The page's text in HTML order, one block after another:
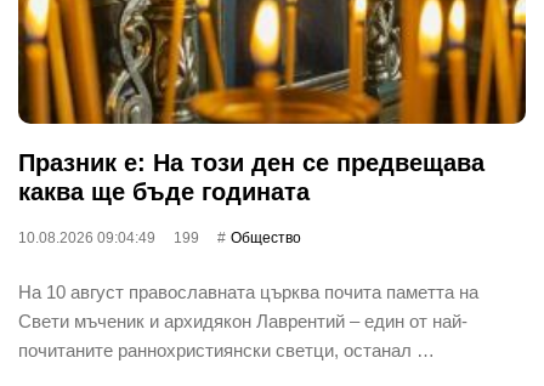
Празник е: На този ден се предвещава
каква ще бъде годината
10.08.2026 09:04:49 199 Общество
На 10 август православната църква почита паметта на
Свети мъченик и архидякон Лаврентий – един от най-
почитаните раннохристиянски светци, останал …